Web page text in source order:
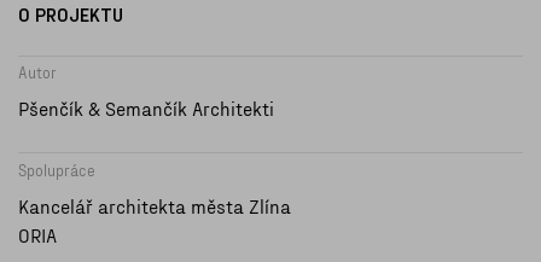
O PROJEKTU
Autor
Pšenčík & Semančík Architekti
Spolupráce
Kancelář architekta města Zlína
ORIA